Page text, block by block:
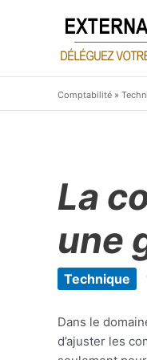
Comptabilité »
La
une
Technique
Dans le
d’ajuster les